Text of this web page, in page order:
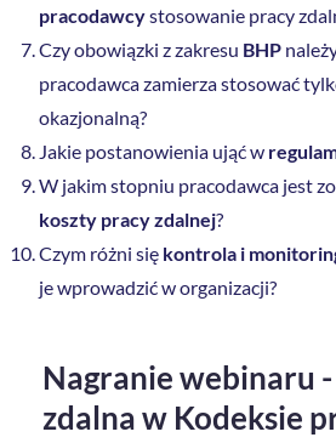
pracodawcystosowanie pracy
Czy obowiązki z zakresu BHP
pracodawca zamierza stosować
okazjonalną?
Jakie postanowienia ująć w
W jakim stopniu pracodawca jest
koszty pracy zdalnej?
Czym różni się kontrola i
je wprowadzić w organizacji?
Nagranie webinaru
zdalna w Kodeksie